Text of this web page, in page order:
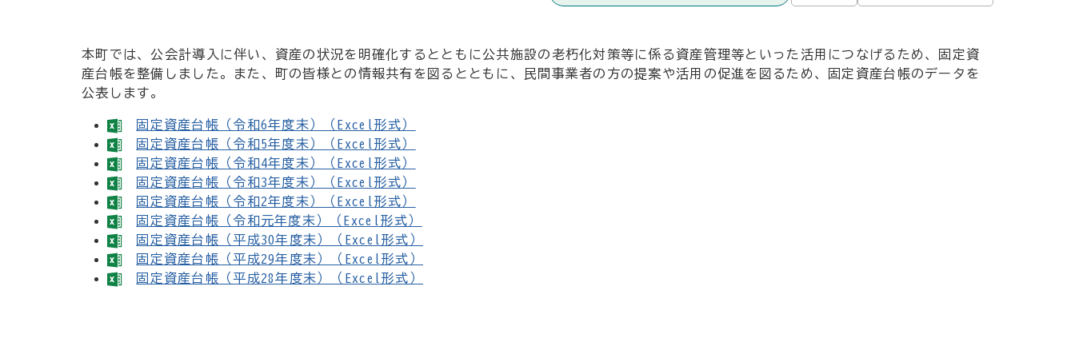
本町では、公会計導入に伴い、資産の状況を明確化するとともに公共施設の老朽化対策等に係る資産管理等といった活用につなげるため、固定資
産台帳を整備しました。また、町の皆様との情報共有を図るとともに、民間事業者の方の提案や活用の促進を図るため、固定資産台帳のデータを
公表します。
固定資産台帳（令和6年度末）（Excel形式）
固定資産台帳（令和5年度末）（Excel形式）
固定資産台帳（令和4年度末）（Excel形式）
固定資産台帳（令和3年度末）（Excel形式）
固定資産台帳（令和2年度末）（Excel形式）
固定資産台帳（令和元年度末）（Excel形式）
固定資産台帳（平成30年度末）（Excel形式）
固定資産台帳（平成29年度末）（Excel形式）
固定資産台帳（平成28年度末）（Excel形式）